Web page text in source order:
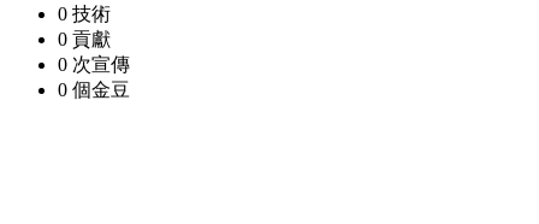
0 技術
0 貢獻
0 次宣傳
0 個金豆